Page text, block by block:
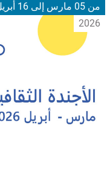
من 05 مارس
إلى 16 أبريل
2026